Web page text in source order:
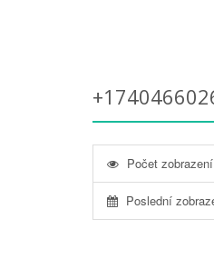
Počet
Poslední